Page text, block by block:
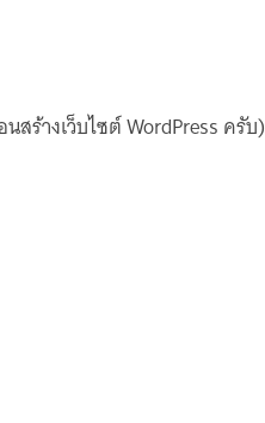
สร้างเว็บไซต์ WordPress ครับ)